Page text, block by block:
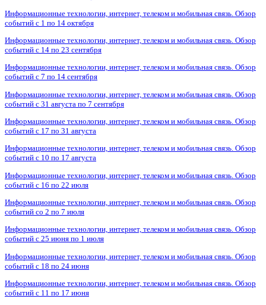
Информационные технологии, интернет, телеком и мобильная связь. Обзор
событий с 1 по 14 октября
Информационные технологии, интернет, телеком и мобильная связь. Обзор
событий с 14 по 23 сентября
Информационные технологии, интернет, телеком и мобильная связь. Обзор
событий с 7 по 14 сентября
Информационные технологии, интернет, телеком и мобильная связь. Обзор
событий с 31 августа по 7 сентября
Информационные технологии, интернет, телеком и мобильная связь. Обзор
событий с 17 по 31 августа
Информационные технологии, интернет, телеком и мобильная связь. Обзор
событий с 10 по 17 августа
Информационные технологии, интернет, телеком и мобильная связь. Обзор
событий с 16 по 22 июля
Информационные технологии, интернет, телеком и мобильная связь. Обзор
событий со 2 по 7 июля
Информационные технологии, интернет, телеком и мобильная связь. Обзор
событий с 25 июня по 1 июля
Информационные технологии, интернет, телеком и мобильная связь. Обзор
событий с 18 по 24 июня
Информационные технологии, интернет, телеком и мобильная связь. Обзор
событий с 11 по 17 июня